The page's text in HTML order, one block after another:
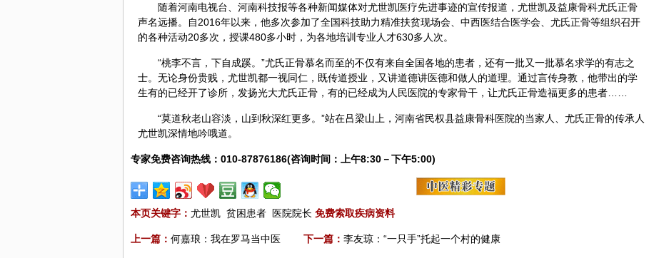
随着河南电视台、河南科技报等各种新闻媒体对尤世凯医疗先进事迹的宣传报道，尤世凯及益康骨科尤氏正骨
声名远播。自2016年以来，他多次参加了全国科技助力精准扶贫现场会、中西医结合医学会、尤氏正骨等组织召开
的各种活动20多次，授课480多小时，为各地培训专业人才630多人次。
“桃李不言，下自成蹊。”尤氏正骨慕名而至的不仅有来自全国各地的患者，还有一批又一批慕名求学的有志之
士。无论身份贵贱，尤世凯都一视同仁，既传道授业，又讲道德讲医德和做人的道理。通过言传身教，他带出的学
生有的已经开了诊所，发扬光大尤氏正骨，有的已经成为人民医院的专家骨干，让尤氏正骨造福更多的患者……
“莫道秋老山容淡，山到秋深红更多。”站在吕梁山上，河南省民权县益康骨科医院的当家人、尤氏正骨的传承人
尤世凯深情地吟哦道。
专家免费咨询热线：010-87876186(咨询时间：上午8:30－下午5:00)
本页关键字： 尤世凯 贫困患者 医院院长 免费索取疾病资料
上一篇： 何嘉琅：我在罗马当中医 下一篇： 李友琼：“一只手”托起一个村的健康